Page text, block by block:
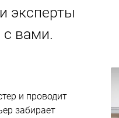
эксперты
вами.
и проводит
забирает